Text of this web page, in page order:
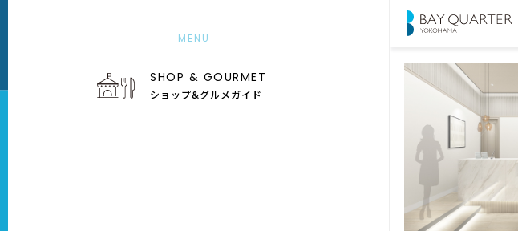
MENU
SHOP & GOURMET
ショップ&グルメガイド